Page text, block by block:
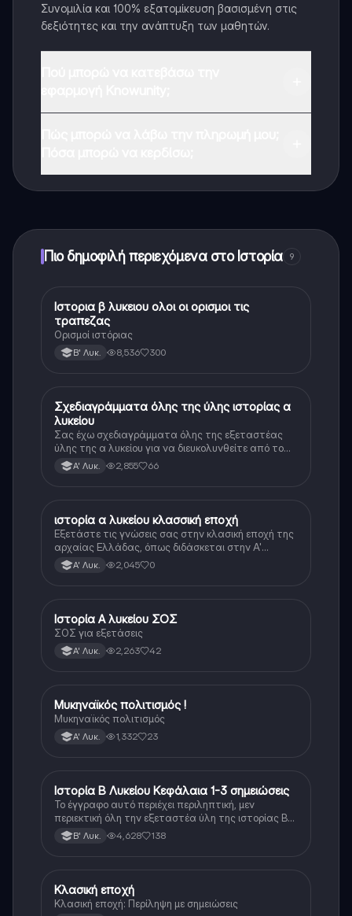
Συνομιλία και 100% εξατομίκευση βασισμένη στις
δεξιότητες και την ανάπτυξη των μαθητών.
Πιο δημοφιλή περιεχόμενα στο Ιστορία 9
Ιστορία
Ιστορια β λυκειου ολοι οι ορισμοι τις
τραπεζας
Ορισμοί ιστόριας
Β' Λυκ. 8,536 300
Ιστορία
Σχεδιαγράμματα όλης της ύλης ιστορίας α
λυκείου
Σας έχω σχεδιαγράμματα όλης της εξεταστέας
ύλης της α λυκείου για να διευκολυνθείτε από το
τεράστιο βάρος του βιβλίου
Α' Λυκ. 2,855 66
Ιστορία
ιστορία α λυκείου κλασσική εποχή
Εξετάστε τις γνώσεις σας στην κλασική εποχή της
αρχαίας Ελλάδας, όπως διδάσκεται στην Α'
Λυκείου.Α' Λυκ. 2,045 0
Ιστορία
Ιστορία Α λυκείου ΣΟΣ
ΣΟΣ για εξετάσεις
Α' Λυκ. 2,263 42
Ιστορία
Μυκηναϊκός πολιτισμός !
Μυκηναϊκός πολιτισμός
Α' Λυκ. 1,332 23
Ιστορία
Ιστορία Β Λυκείου Κεφάλαια 1-3 σημειώσεις
Το έγγραφο αυτό περιέχει περιληπτική, μεν
περιεκτική όλη την εξεταστέα ύλη της ιστορίας Β
λυκείου για τα πρώτα 3 Κεφάλαια, δηλαδή την
μισή ύλη. Το έγγραφο έχει γραφτεί με προσοχή και
Β' Λυκ. 4,628 138
Ιστορία
Κλασική εποχή
Κλασική εποχή: Περίληψη με σημειώσεις